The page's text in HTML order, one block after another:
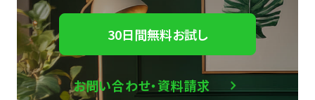
30日間無料お試し
お問い合わせ・資料請求